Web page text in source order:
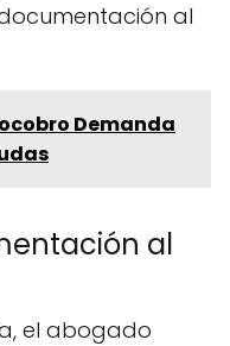
al
Demanda
al
el abogado